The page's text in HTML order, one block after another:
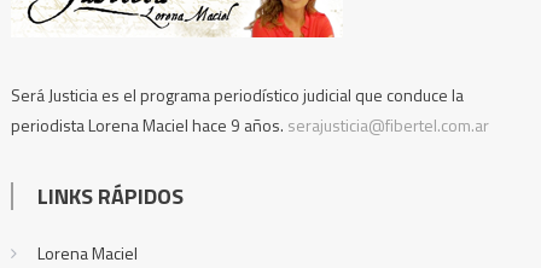
Será Justicia es el programa periodístico judicial que conduce la
periodista Lorena Maciel hace 9 años. serajusticia@fibertel.com.ar
LINKS RÁPIDOS
Lorena Maciel